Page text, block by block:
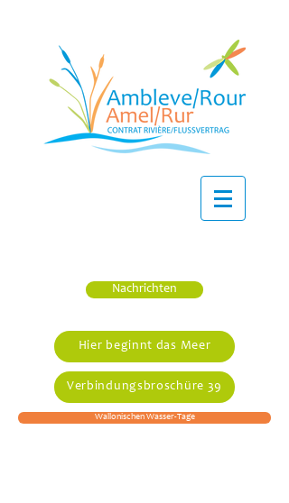
Nachrichten
Hier beginnt das Meer
Verbindungsbroschüre 39
Wallonischen Wasser-Tage